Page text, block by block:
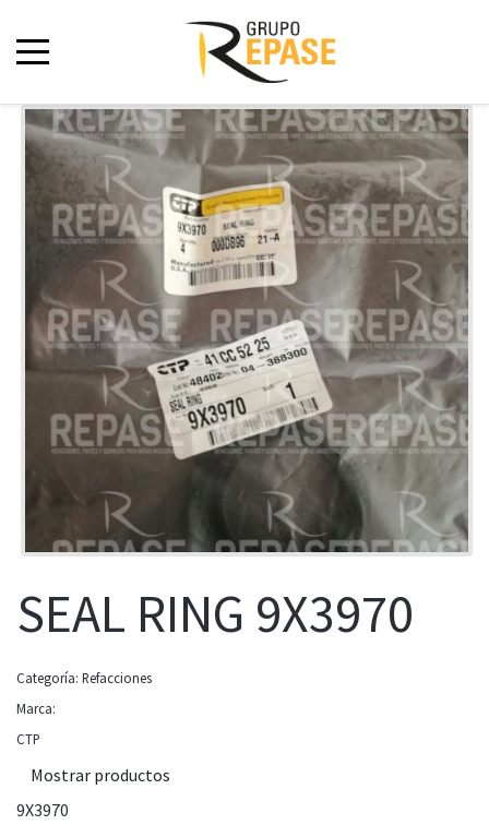
SEAL RING 9X3970
Categoría: Refacciones
Marca:
CTP
Mostrar productos
9X3970